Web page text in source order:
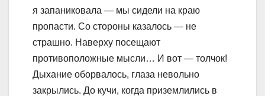
я запаниковала — мы сидели на краю
пропасти. Со стороны казалось — не
страшно. Наверху посещают
противоположные мысли… И вот — толчок!
Дыхание оборвалось, глаза невольно
закрылись. До кучи, когда приземлились в